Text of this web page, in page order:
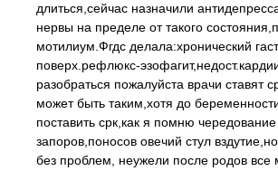
длиться,сейчас назначили
нервы на пределе от такого
мотилиум.Фгдс делала:хронический
поверх.рефлюкс-
разобраться пожалуйста врачи ставят
может быть таким,хотя до
поставить срк,как я помню чередование
запоров,поносов овечий стул
без проблем, неужели после родов все